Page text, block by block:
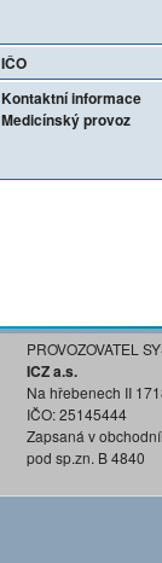
IČO
Kontaktní informace
Medicínský provoz
PROVOZOVATEL
ICZ a.s.
Na hřebenech II
IČO: 25145444
Zapsaná v
pod sp.zn. B 4840